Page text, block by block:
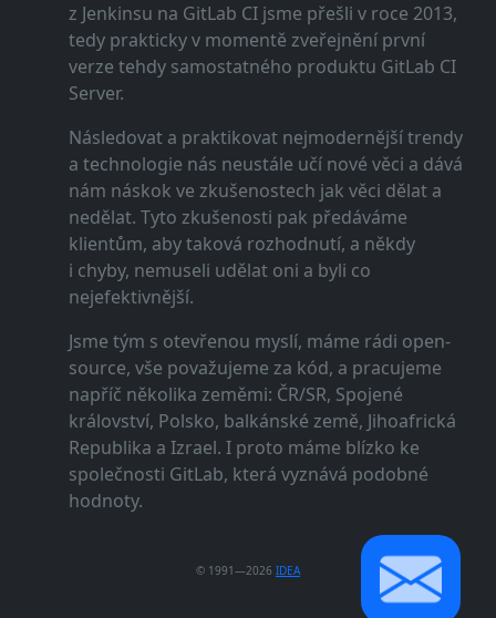
z Jenkinsu na GitLab CI jsme přešli v roce 2013,
tedy prakticky v momentě zveřejnění první
verze tehdy samostatného produktu GitLab CI
Server.
Následovat a praktikovat nejmodernější trendy
a technologie nás neustále učí nové věci a dává
nám náskok ve zkušenostech jak věci dělat a
nedělat. Tyto zkušenosti pak předáváme
klientům, aby taková rozhodnutí, a někdy
i chyby, nemuseli udělat oni a byli co
nejefektivnější.
Jsme tým s otevřenou myslí, máme rádi open-
source, vše považujeme za kód, a pracujeme
napříč několika zeměmi: ČR/SR, Spojené
království, Polsko, balkánské země, Jihoafrická
Republika a Izrael. I proto máme blízko ke
společnosti GitLab, která vyznává podobné
hodnoty.
© 1991—2026 IDEA